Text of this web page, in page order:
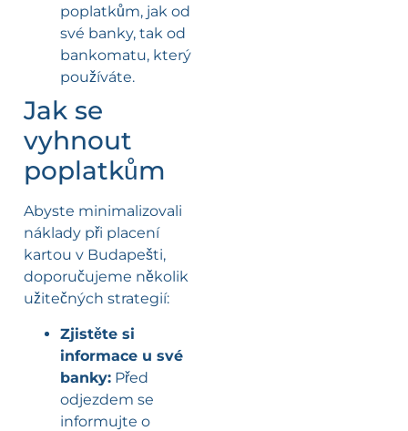
poplatkům, jak od
své banky, tak od
bankomatu, který
používáte.
Jak se
vyhnout
poplatkům
Abyste minimalizovali
náklady při placení
kartou v Budapešti,
doporučujeme několik
užitečných strategií:
Zjistěte si
informace u své
banky: Před
odjezdem se
informujte o